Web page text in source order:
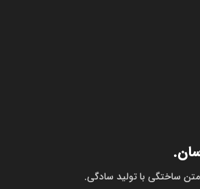
ساختگی با تولید سادگی.